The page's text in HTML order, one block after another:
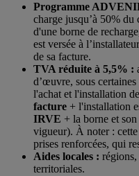
Programme
charge jusqu’à 50%
d'une borne de
est versée à
de sa facture.
TVA réduite à 5,5% :
d’œuvre, sous
l'achat et l'installation
facture + l'installation
IRVE + la borne et
vigueur). À noter :
prises renforcées, qui
Aides locales :
territoriales.